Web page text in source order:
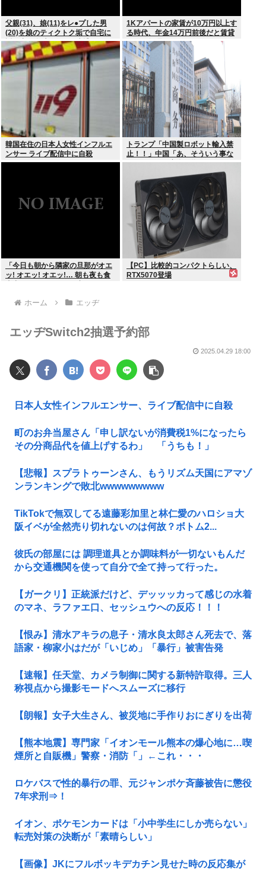
父親(31)、娘(11)をレ●プした男
(20)を娘のティクトク垢で自宅に
誘い出し自助 2人とも逮捕
1Kアパートの家賃が10万円以上す
る時代、年金14万円前後だと賃貸
の人は無理じゃね？
韓国在住の日本人女性インフルエ
ンサー ライブ配信中に自殺
トランプ「中国製ロボット輸入禁
止！！」中国「あ、そういう事な
らアメリカの安全の為にドローン
の輸出も止めるね？」
「今日も朝から隣家の旦那がオエ
ッ! オエッ! オエッ!… 朝も夜も食
【PC】比較的コンパクトらしい、
RTX5070登場
ホーム エッヂ
エッヂSwitch2抽選予約部
2025.04.29 18:00
日本人女性インフルエンサー、ライブ配信中に自殺
町のお弁当屋さん「申し訳ないが消費税1%になったら
その分商品代を値上げするわ」 「うちも！」
【悲報】スプラトゥーンさん、もうリズム天国にアマゾ
ンランキングで敗北wwwwwwwww
TikTokで無双してる遠藤彩加里と林仁愛のハロショ大
阪イベが全然売り切れないのは何故？ボトム2...
彼氏の部屋には 調理道具とか調味料が一切ないもんだ
から交通機関を使って自分で全て持って行った。
【ガークリ】正統派だけど、デッッッカって感じの水着
のマネ、ラファエ口、セッシュウへの反応！！！
【恨み】清水アキラの息子・清水良太郎さん死去で、落
語家・柳家小はだが「いじめ」「暴行」被害告発
【速報】任天堂、カメラ制御に関する新特許取得。三人
称視点から撮影モードへスムーズに移行
【朗報】女子大生さん、被災地に手作りおにぎりを出荷
【熊本地震】専門家「イオンモール熊本の爆心地に…喫
煙所と自販機」警察・消防「」←これ・・・
ロケバスで性的暴行の罪、元ジャンポケ斉藤被告に懲役
7年求刑⇒！
イオン、ポケモンカードは「小中学生にしか売らない」
転売対策の決断が「素晴らしい」
【画像】JKにフルボッキデカチン見せた時の反応集が